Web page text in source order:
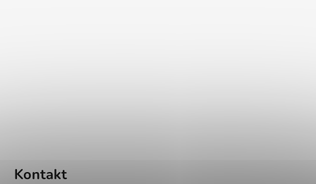
Kontakt